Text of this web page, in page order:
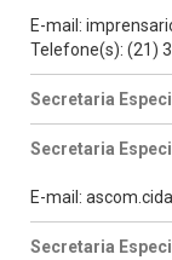
E-mail:
Telefone(s): (21)
Secretaria
Secretaria
E-mail:
Secretaria